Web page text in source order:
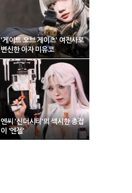
'게이트 오브 게이츠' 여전사로
변신한 아자 미유코
엔씨 '신더시티'의 섹시한 총잡
이 '엔젤'